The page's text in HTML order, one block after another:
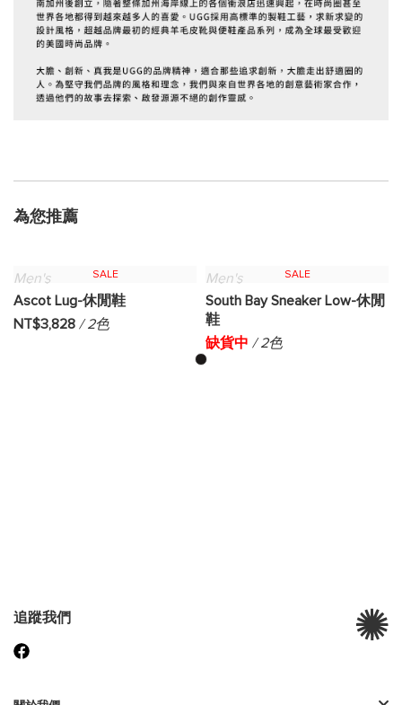
為您推薦
SALE
Men's
Ascot Lug-休閒鞋
NT$3,828 / 2色
SALE
Men's
South Bay Sneaker Low-休閒
鞋
缺貨中 / 2色
追蹤我們